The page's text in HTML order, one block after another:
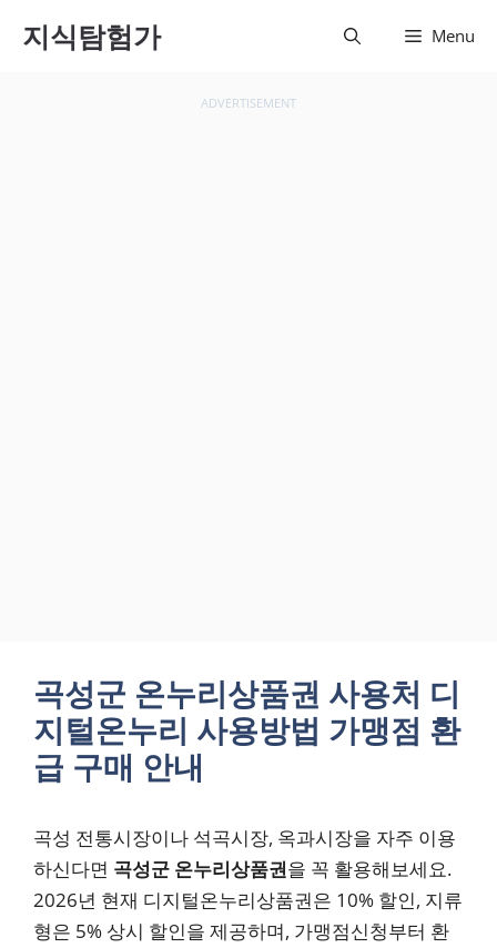
로 건지식탐험가 Menu
ADVERTISEMENT
곡성군 온누리상품권 사용처 디
지털온누리 사용방법 가맹점 환
급 구매 안내
곡성 전통시장이나 석곡시장, 옥과시장을 자주 이용
하신다면 곡성군 온누리상품권을 꼭 활용해보세요.
2026년 현재 디지털온누리상품권은 10% 할인, 지류
형은 5% 상시 할인을 제공하며, 가맹점신청부터 환